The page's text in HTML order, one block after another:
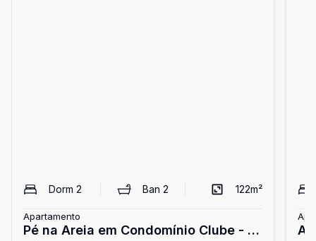
Dorm 2 Ban2 122m²
Apartamento
Pé na Areia em Condomínio Clube - 2